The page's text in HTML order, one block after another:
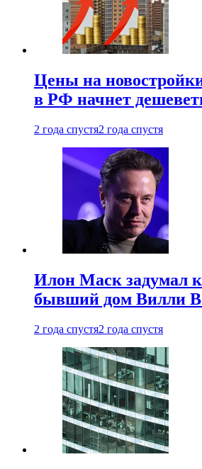
Цены на
в РФ начнет
2 года спустя2 года спустя
Илон Маск задумал
бывший дом Вилли
2 года спустя2 года спустя